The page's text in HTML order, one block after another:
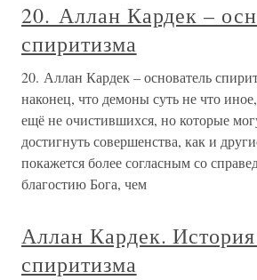
20. Аллан Кардек –
спиритизма
20. Аллан Кардек – основатель
наконец, что демоны суть не что
ещё не очистившихся, но которые
достигнуть совершенства, как и
покажется более согласным со
благостию Бога, чем
Аллан Кардек.
спиритизма